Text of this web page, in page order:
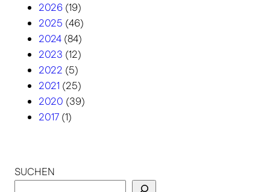
2026 (19)
2025 (46)
2024 (84)
2023 (12)
2022 (5)
2021 (25)
2020 (39)
2017 (1)
SUCHEN